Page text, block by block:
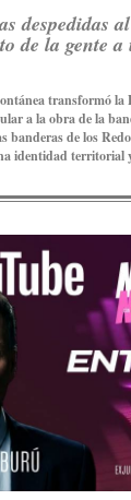
despedidas
de la gente
transformó la
a la obra de la
banderas de los
identidad territorial